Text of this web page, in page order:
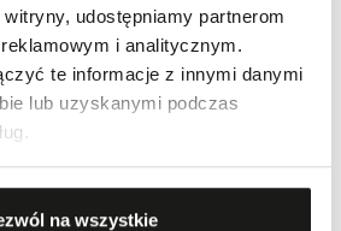
udostępniamy partnerom
i analitycznym.
te informacje z innymi danymi
lub uzyskanymi podczas
na wszystkie
Obrączka złota FANTASIA
2890,00 zł